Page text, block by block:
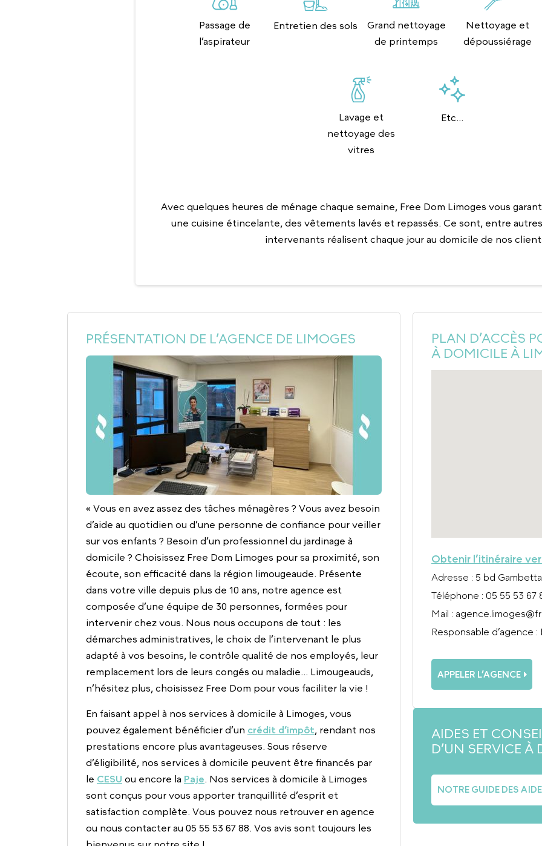
Passage de
l’aspirateur
Entretien des sols
Grand nettoyage
de printemps
Nettoyage et
dépoussiérage
Lavage et
nettoyage des
vitres
Etc...
Avec quelques heures de ménage chaque semaine, Free Dom Limoges vous
une cuisine étincelante, des vêtements lavés et repassés. Ce sont, entre
intervenants réalisent chaque jour au domicile de nos
PRÉSENTATION DE L’AGENCE DE LIMOGES
« Vous en avez assez des tâches ménagères ? Vous avez besoin
d’aide au quotidien ou d’une personne de confiance pour veiller
sur vos enfants ? Besoin d’un professionnel du jardinage à
domicile ? Choisissez Free Dom Limoges pour sa proximité, son
écoute, son efficacité dans la région limougeaude. Présente
dans votre ville depuis plus de 10 ans, notre agence est
composée d’une équipe de 30 personnes, formées pour
intervenir chez vous. Nous nous occupons de tout : les
démarches administratives, le choix de l’intervenant le plus
adapté à vos besoins, le contrôle qualité de nos employés, leur
remplacement lors de leurs congés ou maladie… Limougeauds,
n’hésitez plus, choisissez Free Dom pour vous faciliter la vie !
En faisant appel à nos services à domicile à Limoges, vous
pouvez également bénéficier d’un crédit d’impôt, rendant nos
prestations encore plus avantageuses. Sous réserve
d’éligibilité, nos services à domicile peuvent être financés par
le CESU ou encore la Paje. Nos services à domicile à Limoges
sont conçus pour vous apporter tranquillité d’esprit et
satisfaction complète. Vous pouvez nous retrouver en agence
ou nous contacter au 05 55 53 67 88. Vos avis sont toujours les
PLAN D’ACCÈS
À DOMICILE À
Obtenir l’itinéraire
Adresse : 5 bd
Téléphone : 05 55 53 67
Mail :
Responsable d’agence :
APPELER L’AGENCE
AIDES ET
D’UN SERVICE À
NOTRE GUIDE DES